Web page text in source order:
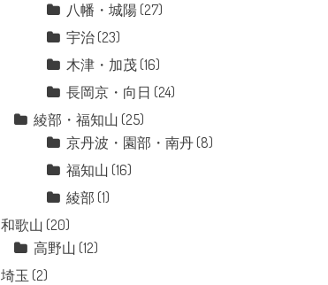
八幡・城陽 (27)
宇治 (23)
木津・加茂 (16)
長岡京・向日 (24)
綾部・福知山 (25)
京丹波・園部・南丹 (8)
福知山 (16)
綾部 (1)
和歌山 (20)
高野山 (12)
埼玉 (2)